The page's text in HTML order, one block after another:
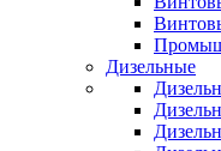
Дизельные